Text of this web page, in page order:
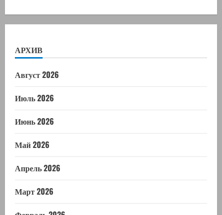
АРХИВ
Август 2026
Июль 2026
Июнь 2026
Май 2026
Апрель 2026
Март 2026